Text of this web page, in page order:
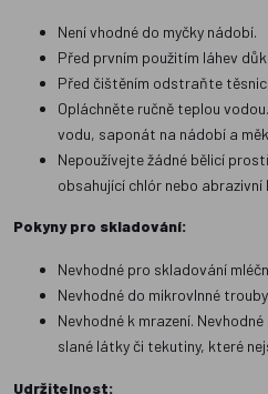
Není vhodné do myčky nádobí.
Před prvním použitím láhev
Před čištěním odstraňte
Opláchněte ručně teplou
vodu, saponát na nádobí a
Nepoužívejte žádné bělicí
obsahující chlór nebo abrazivní
Pokyny pro skladování:
Nevhodné pro skladování
Nevhodné do mikrovlnné trouby.
Nevhodné k mrazení.
slané látky či tekutiny, které
Udržitelnost: